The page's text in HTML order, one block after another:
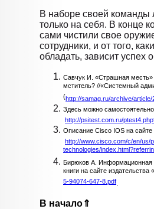
В наборе своей команды
только на себя. В конце
сами чистили свое
сотрудники, и от того,
обладать, зависит успех
Савчук И. «Страшная месть»
мститель? //«Системный
(http://samag.ru/archive/article/
Здесь можно
http://psitest.com.ru/
Описание Cisco IOS на
http://www.cisco.com/c/en/
technologies/
Бирюков А. Информационная
книги на сайте
5-94074-647-8.pdf
В начало⇑